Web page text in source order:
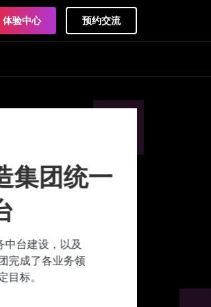
体验中心 预约交流
团统一
设，以及
了各业务领
。